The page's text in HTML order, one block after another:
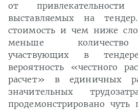
от
выставляемых на
стоимость и чем ниже
меньше количество
участвующих в
вероятность «честного
расчет» в единичных
значительных
продемонстрировано